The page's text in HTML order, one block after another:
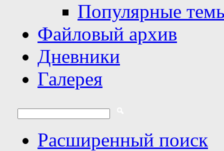
Популярные
Файловый архив
Дневники
Галерея
Расширенный поиск